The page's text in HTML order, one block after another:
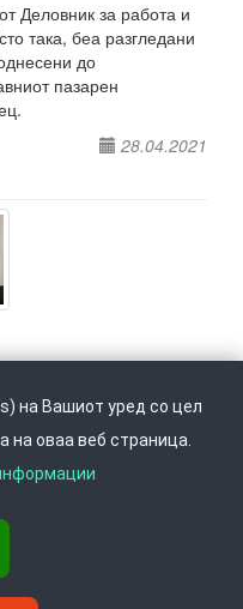
Деловник за работа и
така, беа разгледани
до
пазарен
28.04.2021
1-виот кат, 1000 Скопје,
3137 149 |
на Вашиот уред со цел
на оваа веб страница.